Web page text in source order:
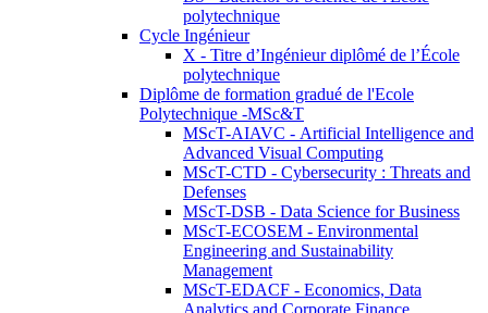
polytechnique
Cycle Ingénieur
X - Titre d’Ingénieur diplômé de l’École
polytechnique
Diplôme de formation gradué de l'Ecole
Polytechnique -MSc&T
MScT-AIAVC - Artificial Intelligence and
Advanced Visual Computing
MScT-CTD - Cybersecurity : Threats and
Defenses
MScT-DSB - Data Science for Business
MScT-ECOSEM - Environmental
Engineering and Sustainability
Management
MScT-EDACF - Economics, Data
Analytics and Corporate Finance